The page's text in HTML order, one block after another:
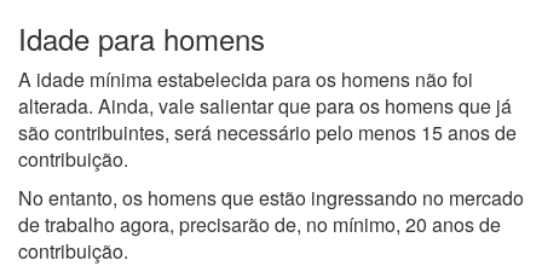
Idade para homens
A idade mínima estabelecida para os homens não foi
alterada. Ainda, vale salientar que para os homens que já
são contribuintes, será necessário pelo menos 15 anos de
contribuição.
No entanto, os homens que estão ingressando no mercado
de trabalho agora, precisarão de, no mínimo, 20 anos de
contribuição.